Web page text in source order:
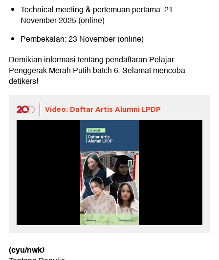
Technical meeting & pertemuan pertama: 21
November 2025 (online)
Pembekalan: 23 November (online)
Demikian informasi tentang pendaftaran Pelajar
Penggerak Merah Putih batch 6. Selamat mencoba
detikers!
Video: Daftar Artis Alumni LPDP
(cyu/nwk)